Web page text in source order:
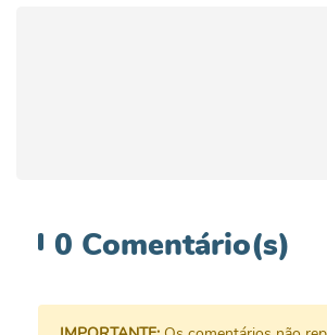
0 Comentário(s)